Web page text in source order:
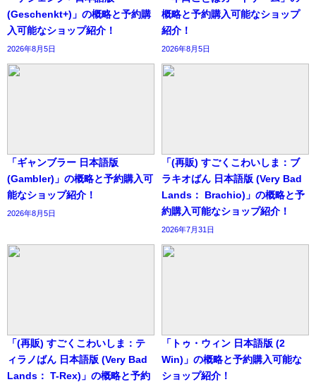
(Geschenkt+)」の概略と予約購
入可能なショップ紹介！
2026年8月5日
概略と予約購入可能なショップ
紹介！
2026年8月5日
「ギャンブラー 日本語版
(Gambler)」の概略と予約購入可
能なショップ紹介！
2026年8月5日
「(再販) すごくこわいしま：ブ
ラキオばん 日本語版 (Very Bad
Lands： Brachio)」の概略と予
約購入可能なショップ紹介！
2026年7月31日
「(再販) すごくこわいしま：テ
ィラノばん 日本語版 (Very Bad
Lands： T-Rex)」の概略と予約
「トゥ・ウィン 日本語版 (2
Win)」の概略と予約購入可能な
ショップ紹介！